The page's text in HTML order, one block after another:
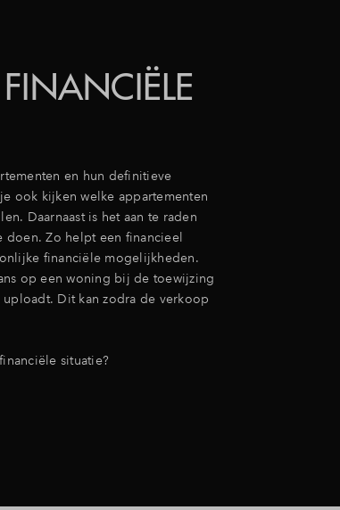
en hun definitieve
ook kijken welke appartementen
Daarnaast is het aan te raden
doen. Zo helpt een financieel
financiële mogelijkheden.
op een woning bij de toewijzing
Dit kan zodra de verkoop
situatie?